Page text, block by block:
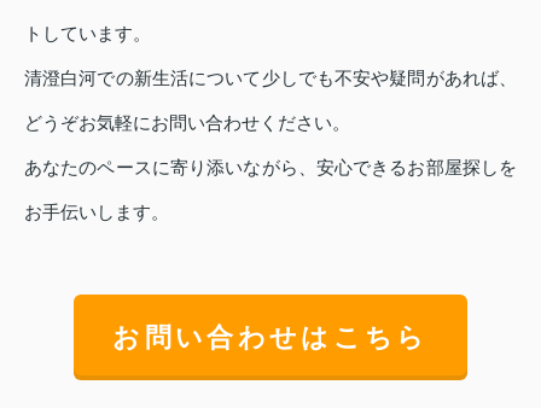
トしています。
清澄白河での新生活について少しでも不安や疑問があれば、
どうぞお気軽にお問い合わせください。
あなたのペースに寄り添いながら、安心できるお部屋探しを
お手伝いします。
お問い合わせはこちら